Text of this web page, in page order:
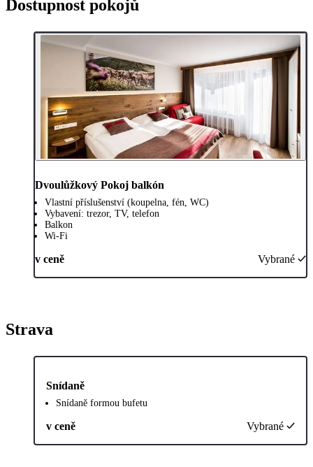
Dostupnost pokojů
Dvoulůžkový Pokoj balkón
Vlastní příslušenství (koupelna, fén, WC)
Vybavení: trezor, TV, telefon
Balkon
Wi-Fi
v ceně Vybrané
Strava
Snídaně
Snídaně formou bufetu
v ceně Vybrané